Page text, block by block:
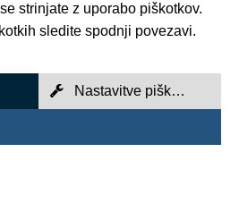
po izteku šestmesečnega
ali potekajočega
izbrisani šele, ko ne bo
lahko pride tudi, če ste dali
ali če zakonske obveznosti
strinjate z uporabo piškotkov.
sledite spodnji povezavi.
Nastavitve piškotkov